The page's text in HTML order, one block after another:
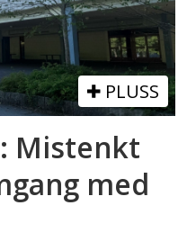
PLUSS
Mistenkt
med